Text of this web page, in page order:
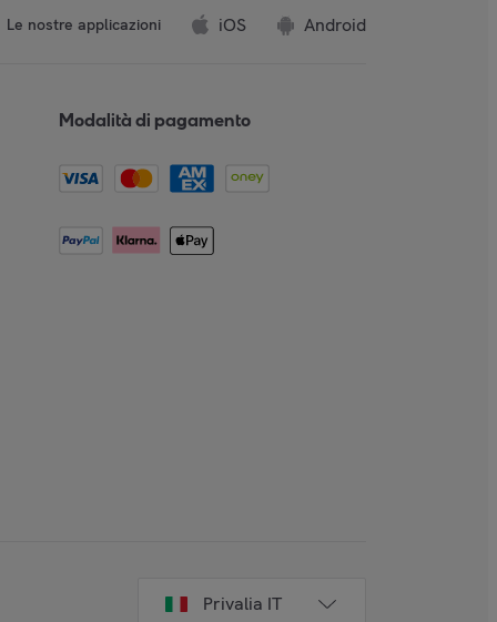
Le nostre applicazioni iOS Android
Modalità di pagamento
Privalia IT